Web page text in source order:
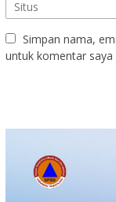
Simpan nama,
untuk komentar saya